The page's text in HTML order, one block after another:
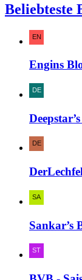
Beliebteste
Engins
Sankar’s